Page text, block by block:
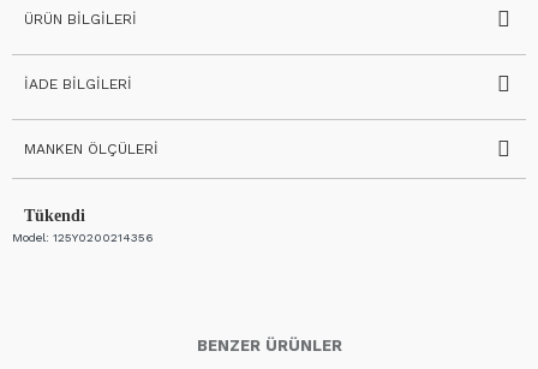
Tükendi
Model: 125Y0200214356
ÜRÜN BILGILERI
İADE BILGILERI
MANKEN ÖLÇÜLERI
BENZER ÜRÜNLER